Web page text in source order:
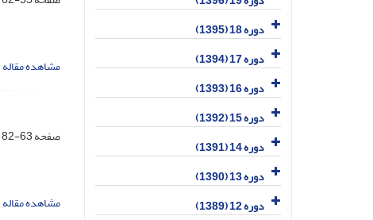
مشاهده مقاله
صفحه63-82
مشاهده مقاله
دوره 18 (1395)
دوره 17 (1394)
دوره 16 (1393)
دوره 15 (1392)
دوره 14 (1391)
دوره 13 (1390)
دوره 12 (1389)